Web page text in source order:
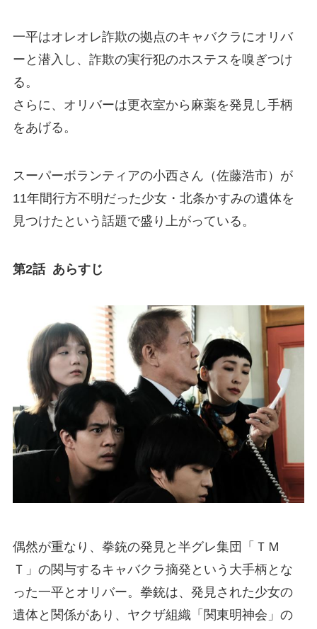
一平はオレオレ詐欺の拠点のキャバクラにオリバ
ーと潜入し、詐欺の実行犯のホステスを嗅ぎつけ
る。
さらに、オリバーは更衣室から麻薬を発見し手柄
をあげる。
スーパーボランティアの小西さん（佐藤浩市）が
11年間行方不明だった少女・北条かすみの遺体を
見つけたという話題で盛り上がっている。
第2話 あらすじ
偶然が重なり、拳銃の発見と半グレ集団「ＴＭ
Ｔ」の関与するキャバクラ摘発という大手柄とな
った一平とオリバー。拳銃は、発見された少女の
遺体と関係があり、ヤクザ組織「関東明神会」の